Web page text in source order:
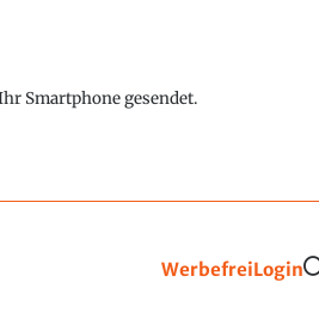
Smartphone gesendet.
WerbefreiLogin